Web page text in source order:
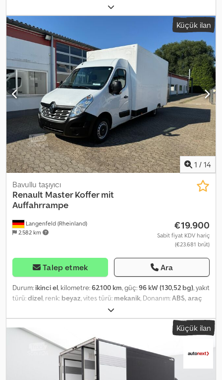
, toplam ağırlık:
mesafesi:3.000 mm, bir sonraki muayene (TÜV):10/2025, renk:
beyaz, vites türü: , Üretim yılı:2019,
Donanım:ABS, araç içi bilgisayar, dört mevsim lastikler, hava
yastığı, hidrolik direksiyon, is filtrasyon filtresi, kamyon kaydı,
klima, merkezi kilitleme, navigasyon sistemi, soğutma ünitesi,
sürgülü kapı , Stronger battery and more powerful alternator /
GRP insulated body for fresh service at 0 °C Cedpfx Aovxr Ifsndjrf
Küçük ilan
1 / 14
Langenfeld (Rheinland)
2.582 km
Bavullu taşıyıcı
Renault Master Koffer mit
Auffahrrampe
€19.900
Sabit fiyat KDV hariç
(€23.681 brüt)
Talep etmek Ara
Durum: ikinci el, kilometre:62.100 km, güç:96 kW (130,52 bg), yakıt
türü:dizel, renk: beyaz, vites türü: mekanik, Donanım:ABS, araç
içi bilgisayar, hız sabitleyici, immobilizer sistemi
Features - Air conditioning - ABS, ASR Codpfetym Slsx Andsrf -
Cruise control - Power steering - Driver’s seat with armrest -
Electric windows - On-board computer - Radio CD, USB,
Bluetooth - Central locking with remote control - Reversing
camera - Electronic immobilizer Body Box body with loading ramp
and side door Box body by French manufacturer - Cargo space:
Küçük ilan